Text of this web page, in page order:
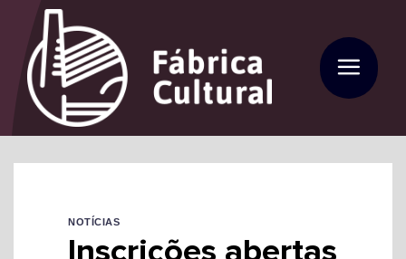
content
NOTÍCIAS
Inscrições abertas